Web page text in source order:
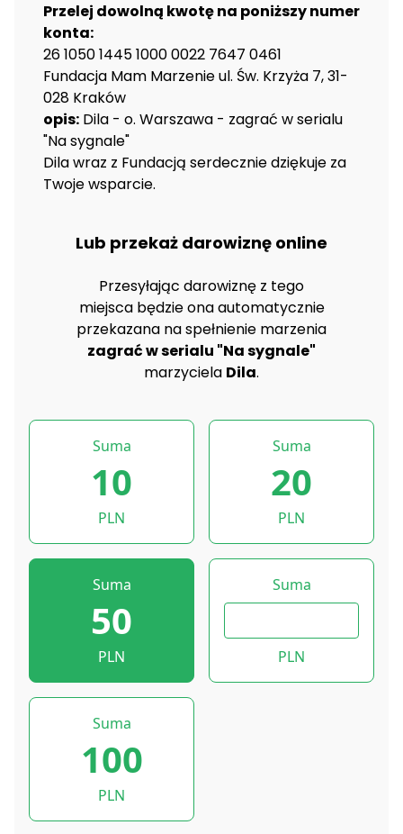
Przelej dowolną kwotę na poniższy numer
konta:
26 1050 1445 1000 0022 7647 0461
Fundacja Mam Marzenie ul. Św. Krzyża 7, 31-
028 Kraków
opis: Dila - o. Warszawa - zagrać w serialu
"Na sygnale"
Dila wraz z Fundacją serdecznie dziękuje za
Twoje wsparcie.
Lub przekaż darowiznę online
Przesyłając darowiznę z tego
miejsca będzie ona automatycznie
przekazana na spełnienie marzenia
zagrać w serialu "Na sygnale"
marzyciela Dila.
Suma
10
PLN
Suma
20
PLN
Suma
50
PLN
Suma
PLN
Suma
100
PLN